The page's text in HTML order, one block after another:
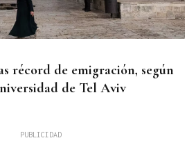
récord de emigración, según
de Tel Aviv